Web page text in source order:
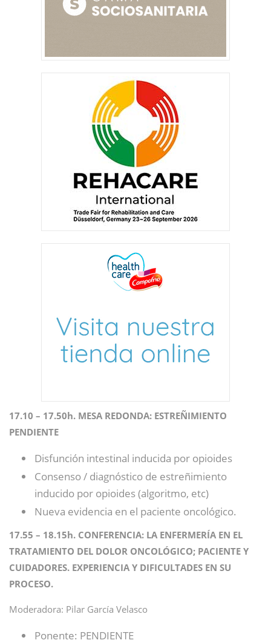
17.10 – 17.50h. MESA REDONDA: ESTREÑIMIENTO
PENDIENTE
Disfunción intestinal inducida por opioides
Consenso / diagnóstico de estreñimiento
inducido por opioides (algoritmo, etc)
Nueva evidencia en el paciente oncológico.
17.55 – 18.15h. CONFERENCIA: LA ENFERMERÍA EN EL
TRATAMIENTO DEL DOLOR ONCOLÓGICO; PACIENTE Y
CUIDADORES. EXPERIENCIA Y DIFICULTADES EN SU
PROCESO.
Moderadora: Pilar García Velasco
Ponente: PENDIENTE